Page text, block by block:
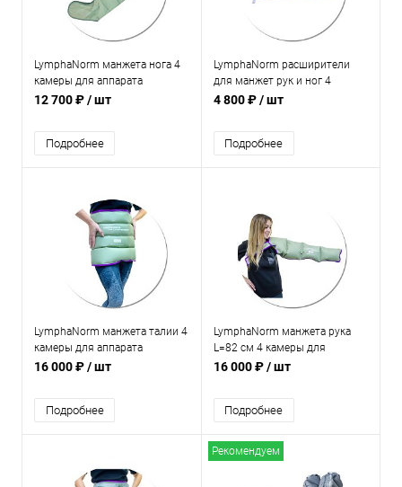
LymphaNorm манжета нога 4
камеры для аппарата
прессотерапии и
12 700 ₽/ шт
Подробнее
LymphaNorm расширители
для манжет рук и ног 4
камеры для аппарата
лимфодренажа
4 800 ₽/ шт
Подробнее
LymphaNorm манжета талии 4
камеры для аппарата
прессотерапии и
16 000 ₽/ шт
Подробнее
LymphaNorm манжета рука
L=82 см 4 камеры для
аппарата прессотерапии и
16 000 ₽/ шт
Подробнее
Рекомендуем